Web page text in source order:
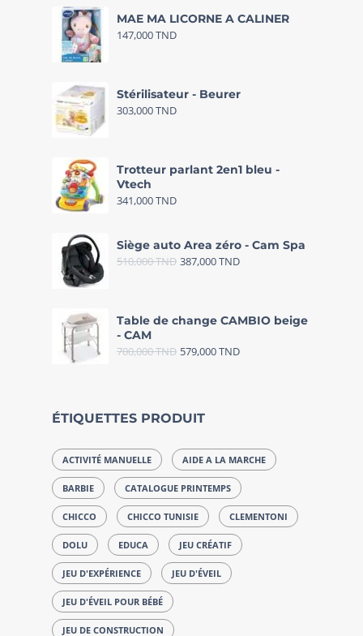
MAE MA LICORNE A CALINER
147,000TND
Stérilisateur - Beurer
303,000TND
Trotteur parlant 2en1 bleu -
Vtech
341,000TND
Siège auto Area zéro - Cam Spa
510,000TND 387,000TND
Table de change CAMBIO beige
- CAM
700,000TND 579,000TND
ÉTIQUETTES PRODUIT
ACTIVITÉ MANUELLE AIDE A LA MARCHE
BARBIE CATALOGUE PRINTEMPS
CHICCO CHICCO TUNISIE CLEMENTONI
DOLU EDUCA JEU CRÉATIF
JEU D'EXPÉRIENCE JEU D'ÉVEIL
JEU D'ÉVEIL POUR BÉBÉ
JEU DE CONSTRUCTION